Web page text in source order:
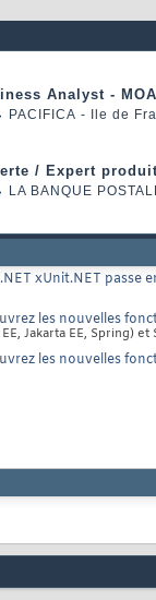
Analyst -
PACIFICA - Ile de
/ Expert
LA BANQUE
xUnit.NET passe
les nouvelles
Jakarta EE, Spring) et
les nouvelles